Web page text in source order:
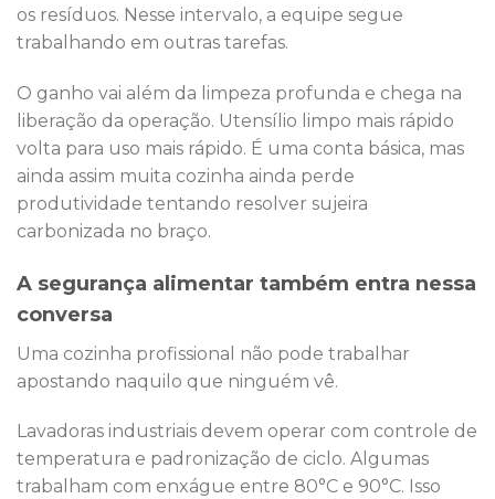
os resíduos. Nesse intervalo, a equipe segue
trabalhando em outras tarefas.
O ganho vai além da limpeza profunda e chega na
liberação da operação. Utensílio limpo mais rápido
volta para uso mais rápido. É uma conta básica, mas
ainda assim muita cozinha ainda perde
produtividade tentando resolver sujeira
carbonizada no braço.
A segurança alimentar também entra nessa
conversa
Uma cozinha profissional não pode trabalhar
apostando naquilo que ninguém vê.
Lavadoras industriais devem operar com controle de
temperatura e padronização de ciclo. Algumas
trabalham com enxágue entre 80°C e 90°C. Isso